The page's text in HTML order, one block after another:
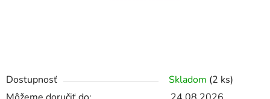
Dostupnosť Skladom (2 ks)